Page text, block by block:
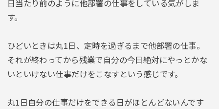
日当たり前のように他部署の仕事をしている気がしま
す。
ひどいときは丸1日、定時を過ぎるまで他部署の仕事。
それが終わってから残業で自分の今日絶対にやっとかな
いといけない仕事だけをこなすという感じです。
丸1日自分の仕事だけをできる日がほとんどないんです